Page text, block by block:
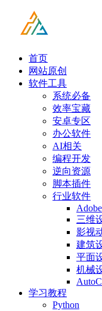
首页
网站原创
软件工具
系统必备
效率宝藏
安卓专区
办公软件
AI相关
编程开发
逆向资源
脚本插件
行业软件
Adobe
三维
影视
建筑
平面
机械
学习教程
Python